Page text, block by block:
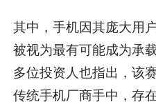
其中，手机因其庞大用
被视为最有可能成为承
多位投资人也指出，该
传统手机厂商手中，存